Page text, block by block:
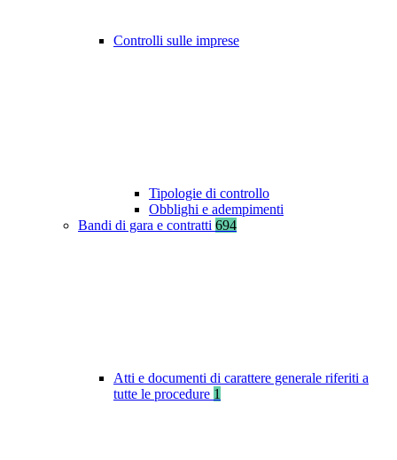
Controlli sulle imprese
Tipologie di controllo
Obblighi e adempimenti
Bandi di gara e contratti 694
Atti e documenti di carattere generale riferiti a
tutte le procedure 1